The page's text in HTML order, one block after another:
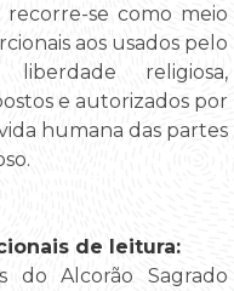
se como meio
aos usados pelo
religiosa,
e autorizados por
humana das partes
de leitura:
do Alcorão Sagrado